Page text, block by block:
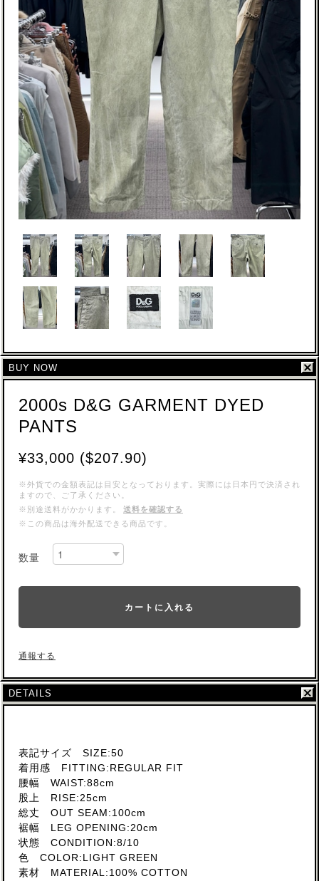
BUY NOW
2000s D&G GARMENT DYED
PANTS
¥33,000 ($207.90)
※外貨での金額表記は目安となっております。実際には日本円で決済され
ますので、ご了承ください。
※別途送料がかかります。
送料を確認する
※この商品は海外配送できる商品です。
数量
カートに入れる
通報する
DETAILS
表記サイズ SIZE:50
着用感 FITTING:REGULAR FIT
腰幅 WAIST:88cm
股上 RISE:25cm
総丈 OUT SEAM:100cm
裾幅 LEG OPENING:20cm
状態 CONDITION:8/10
色 COLOR:LIGHT GREEN
素材 MATERIAL:100% COTTON